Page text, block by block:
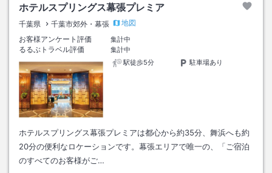
ホテルスプリングス幕張プレミア
千葉県 千葉市郊外・幕張
地図
お客様アンケート評価
集計中
るるぶトラベル評価
集計中
駅徒歩5分
駐車場あり
ホテルスプリングス幕張プレミアは都心から約35分、舞浜へも約
20分の便利なロケーションです。幕張エリアで唯一の、「ご宿泊
のすべてのお客様がご…